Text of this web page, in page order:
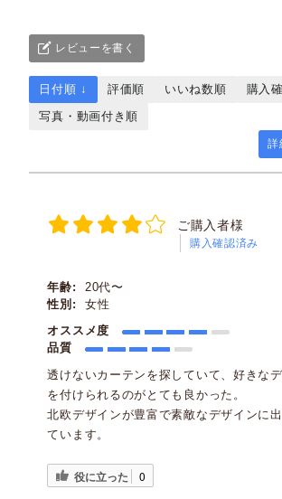
レビューを書く
詳
日付順 ↓ 評価順 いいね数順
購入
写真・動画付き順
ご購入者様
購入確認済み
年齢:
20代〜
性別:
女性
オススメ度
品質
透けないカーテンを探していて、好きな
を付けられるのがとても良かった。
北欧デザインが豊富で素敵なデザインに
ています。
役に立った 0